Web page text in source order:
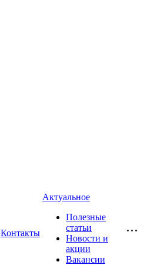
Контакты
Актуальное
Полезные
статьи
Новости и
акции
Вакансии